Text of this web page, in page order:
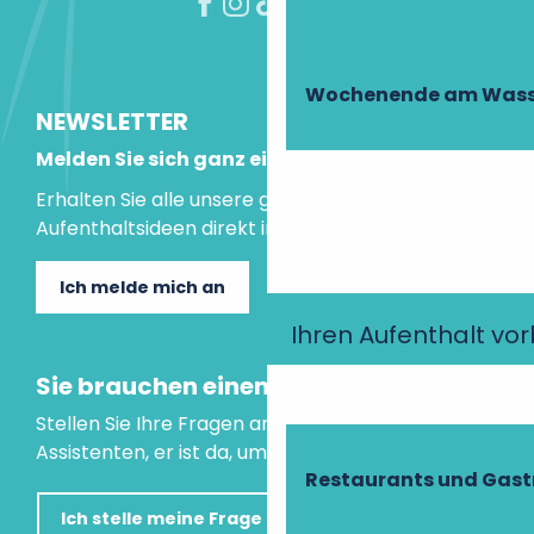
Wochenende am
Ihren Aufenthalt
Restaurants und
NEWSLETTER
Melden Sie sich ganz einfach an!
Erhalten Sie alle unsere guten Tipps und
Aufenthaltsideen direkt in Ihre Mailbox.
Ich melde mich an
Sie brauchen einen Rat?
Stellen Sie Ihre Fragen an unseren virtuellen
Assistenten, er ist da, um Ihnen zu helfen.
Ich stelle meine Frage